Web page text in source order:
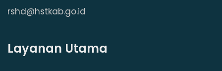
rshd@hstkab.go.id
Layanan Utama